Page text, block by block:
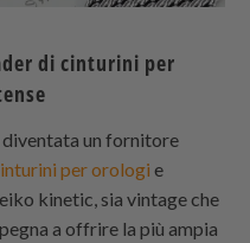
di cinturini per
diventata un fornitore
per orologi e
kinetic, sia vintage che
a offrire la più ampia